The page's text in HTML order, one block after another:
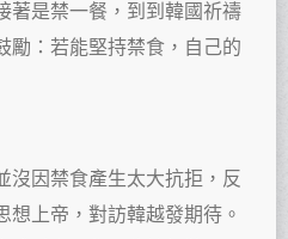
著是禁一餐，到到韓國祈禱
勵：若能堅持禁食，自己的
沒因禁食產生太大抗拒，反
想上帝，對訪韓越發期待。